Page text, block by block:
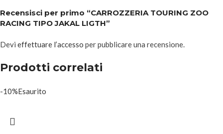
Recensisci per primo “CARROZZERIA TOURING ZOO
RACING TIPO JAKAL LIGTH”
Devi effettuare l’accesso per pubblicare una recensione.
Prodotti correlati
-10%Esaurito